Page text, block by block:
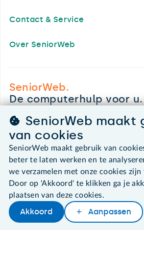
Later lezenDelen
Contact & Service
Over SeniorWeb
SeniorWeb.
De computerhulp voor u.
leden@seniorweb.nl
Algemene voorwaarden
Cookies en cookie-instellingen
Disclaimer
SeniorWeb maakt
van cookies
SeniorWeb maakt gebruik van
beter te laten werken en te
we verzamelen met onze cookies zijn
Door op 'Akkoord' te klikken ga je
plaatsen van deze cookies.
Akkoord Aanpassen